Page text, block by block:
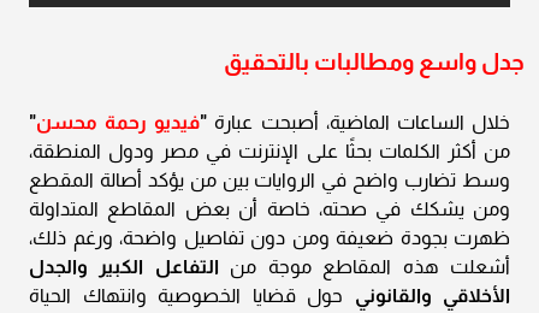
جدل واسع ومطالبات بالتحقيق
خلال الساعات الماضية، أصبحت عبارة "فيديو رحمة محسن"
من أكثر الكلمات بحثًا على الإنترنت في مصر ودول المنطقة،
وسط تضارب واضح في الروايات بين من يؤكد أصالة المقطع
ومن يشكك في صحته، خاصة أن بعض المقاطع المتداولة
ظهرت بجودة ضعيفة ومن دون تفاصيل واضحة، ورغم ذلك،
أشعلت هذه المقاطع موجة من التفاعل الكبير والجدل
الأخلاقي والقانوني حول قضايا الخصوصية وانتهاك الحياة